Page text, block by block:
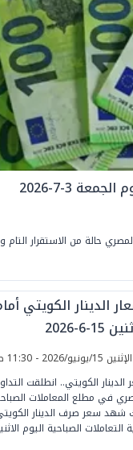
3-7-2026
حالة من الاستقرار التام
الدينار الكويتي
6-2026
الإثنين 15/يونيو/2026 - 11:30 ص
الدينار الكويتي.. انطلقت
في مطلع المعاملات
شهد سعر صرف الدينار الكويتي
التعاملات الصباحية اليوم الاثنين 15-6-